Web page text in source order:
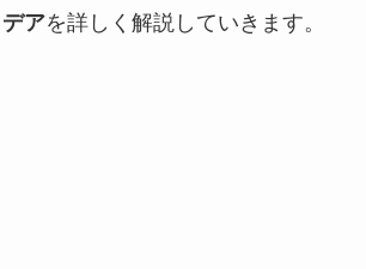
アを詳しく解説していきます。